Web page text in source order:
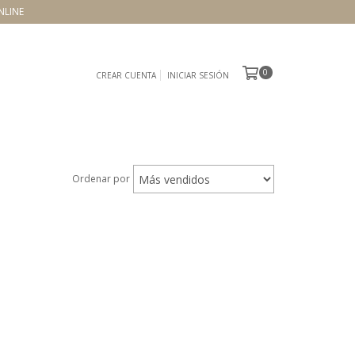
CREAR CUENTA INICIAR SESIÓN 0
Ordenar por